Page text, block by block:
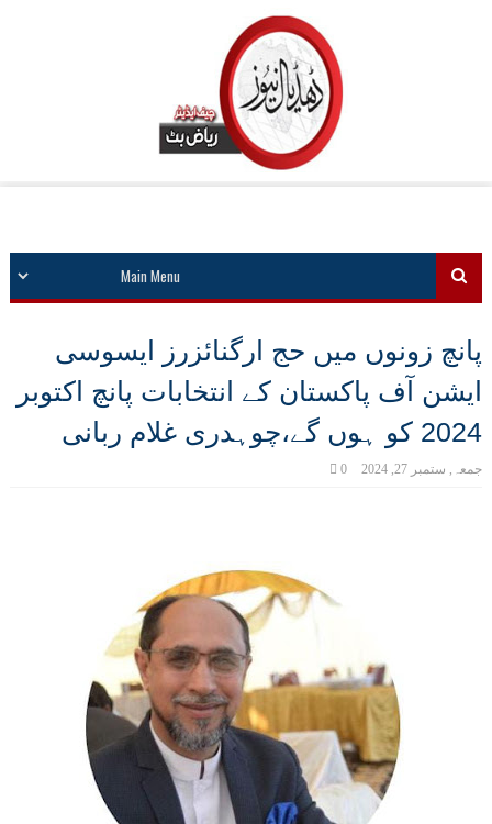
پانچ زونوں میں حج ارگنائزرز ایسوسی
ایشن آف پاکستان کے انتخابات پانچ اکتوبر
2024 کو ہوں گے،چوہدری غلام ربانی
جمعہ, ستمبر 27, 2024 0